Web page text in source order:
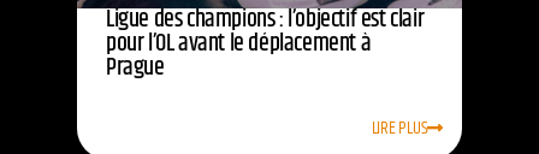
Ligue des champions : l’objectif est clair
pour l’OL avant le déplacement à
Prague
LIRE PLUS